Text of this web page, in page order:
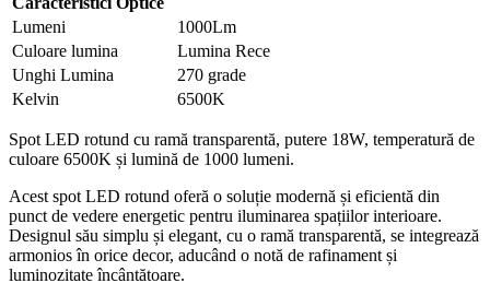
Lumeni
1000Lm
Culoare lumina
Lumina Rece
Unghi Lumina
270 grade
Kelvin
6500K
Spot LED rotund cu ramă transparentă, putere 18W, temperatură de
culoare 6500K și lumină de 1000 lumeni.
Acest spot LED rotund oferă o soluție modernă și eficientă din
punct de vedere energetic pentru iluminarea spațiilor interioare.
Designul său simplu și elegant, cu o ramă transparentă, se integrează
armonios în orice decor, aducând o notă de rafinament și
luminozitate încântătoare.